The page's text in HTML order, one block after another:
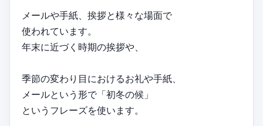
メールや手紙、挨拶と様々な場面で
使われています。
年末に近づく時期の挨拶や、
季節の変わり目におけるお礼や手紙、
メールという形で「初冬の候」
というフレーズを使います。